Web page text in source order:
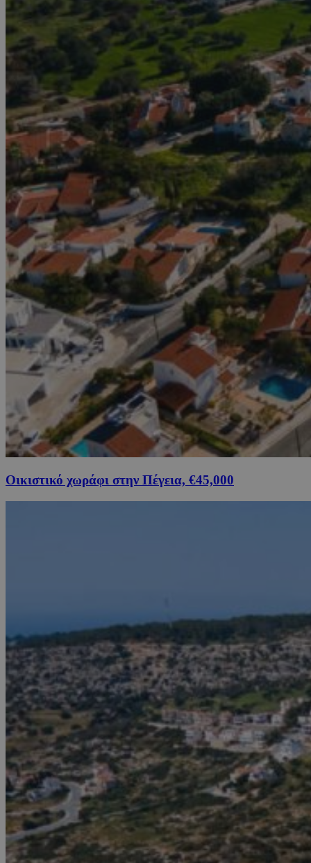
Οικιστικό χωράφι στην Πέγεια, €45,000